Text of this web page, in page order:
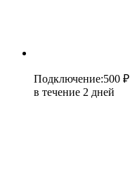
Подключение:500 ₽
в течение 2 дней